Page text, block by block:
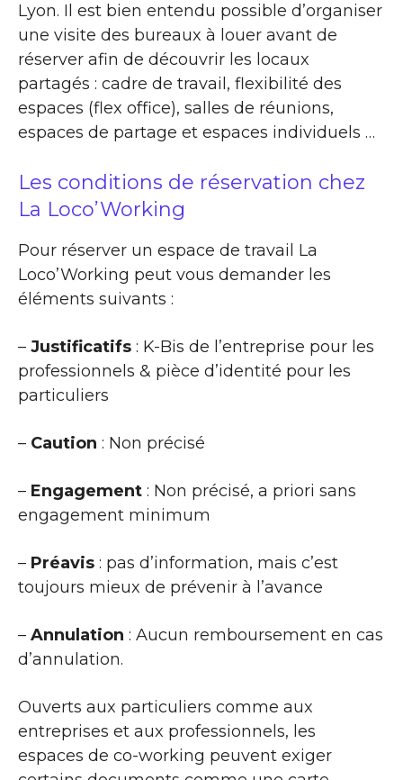
Lyon. Il est bien entendu possible d’organiser
une visite des bureaux à louer avant de
réserver afin de découvrir les locaux
partagés : cadre de travail, flexibilité des
espaces (flex office), salles de réunions,
espaces de partage et espaces individuels …
Les conditions de réservation chez
La Loco’Working
Pour réserver un espace de travail La
Loco’Working peut vous demander les
éléments suivants :
– Justificatifs : K-Bis de l’entreprise pour les
professionnels & pièce d’identité pour les
particuliers
– Caution : Non précisé
– Engagement : Non précisé, a priori sans
engagement minimum
– Préavis : pas d’information, mais c’est
toujours mieux de prévenir à l’avance
– Annulation : Aucun remboursement en cas
d’annulation.
Ouverts aux particuliers comme aux
entreprises et aux professionnels, les
espaces de co-working peuvent exiger